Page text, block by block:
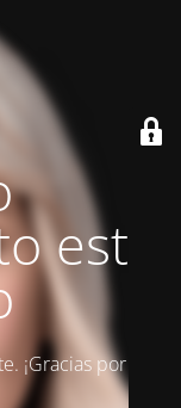
está
¡Gracias por su